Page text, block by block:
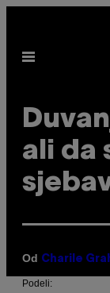
садржај
Otvori
ali da
Od Charile
Podeli: